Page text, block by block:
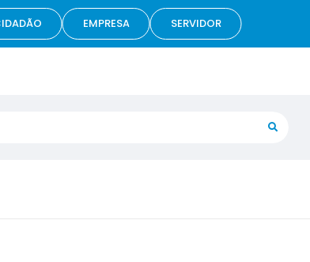
EMPRESA SERVIDOR